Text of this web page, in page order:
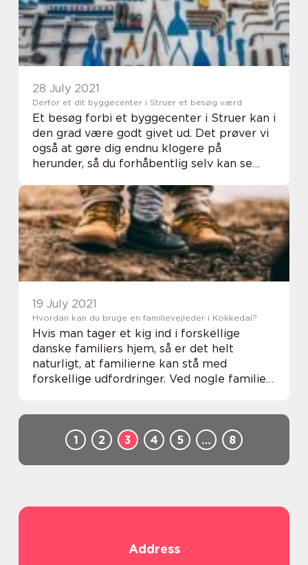
28 July 2021
Derfor et dit byggecenter i Struer et besøg værd
Et besøg forbi et byggecenter i Struer kan i
den grad være godt givet ud. Det prøver vi
også at gøre dig endnu klogere på
herunder, så du forhåbentlig selv kan se
19 July 2021
Hvordan kan du bruge en familievejleder i Kokkedal?
Hvis man tager et kig ind i forskellige
danske familiers hjem, så er det helt
naturligt, at familierne kan stå med
forskellige udfordringer. Ved nogle familier
1 2 3 4 5 … 8
Address